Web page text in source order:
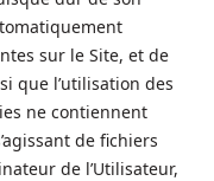
sur le Site, et de
que l’utilisation des
ne contiennent
de fichiers
de l’Utilisateur,